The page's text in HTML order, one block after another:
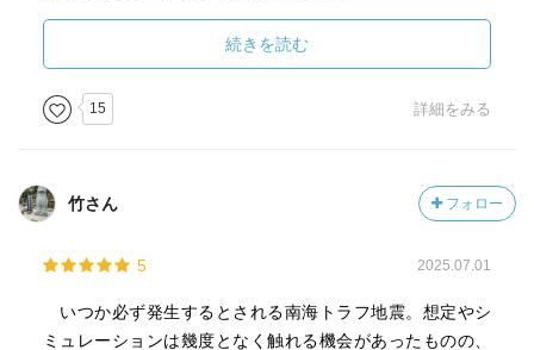
本書にもある様に、いざ災害が起こったら生き延びるかど
うかは「自助、共助、公助」この順番であることは間違い
ない。
めるのは決して無駄なことではない。地震予測や防災に関
わっている人達の積極的な発言を今後も期待したい。
続きを読む
15 詳細をみる
竹さん フォロー
5 2025.07.01
いつか必ず発生するとされる南海トラフ地震。想定やシ
ミュレーションは幾度となく触れる機会があったものの、